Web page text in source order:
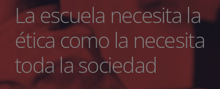
La escuela necesita la
ética como la necesita
toda la sociedad